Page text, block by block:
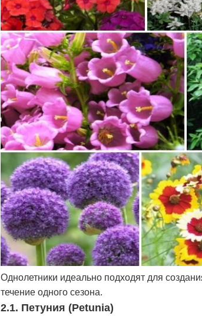
Однолетники идеально подходят для
течение одного сезона.
2.1. Петуния (Petunia)